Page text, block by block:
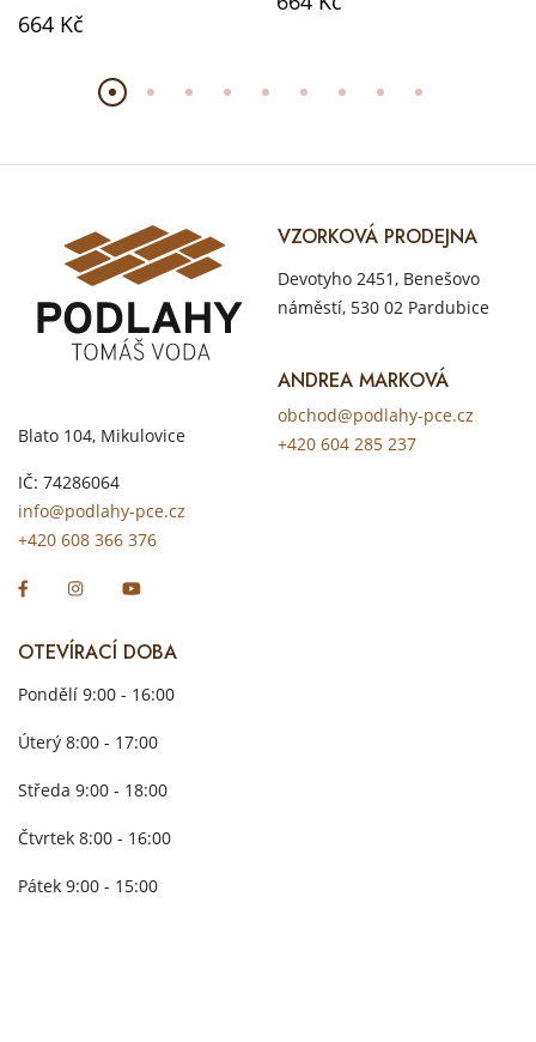
664 Kč
Blato 104, Mikulovice
IČ: 74286064
info@podlahy-pce.cz
+420 608 366 376
VZORKOVÁ PRODEJNA
Devotyho 2451, Benešovo
náměstí, 530 02 Pardubice
ANDREA MARKOVÁ
obchod@podlahy-pce.cz
+420 604 285 237
OTEVÍRACÍ DOBA
Pondělí 9:00 - 16:00
Úterý 8:00 - 17:00
Středa 9:00 - 18:00
Čtvrtek 8:00 - 16:00
Pátek 9:00 - 15:00